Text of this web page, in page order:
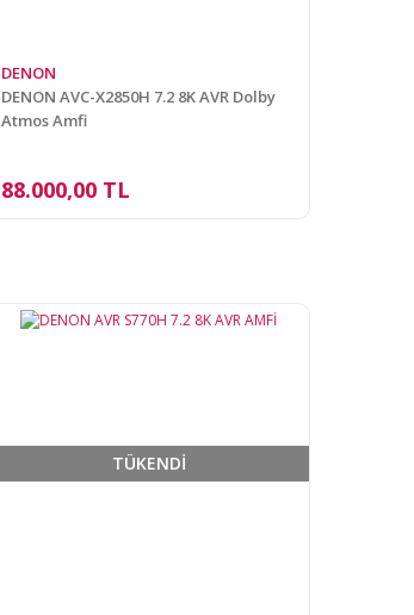
DENON
DENON AVC-X2850H 7.2 8K AVR Dolby
Atmos Amfi
88.000,00 TL
TÜKENDİ